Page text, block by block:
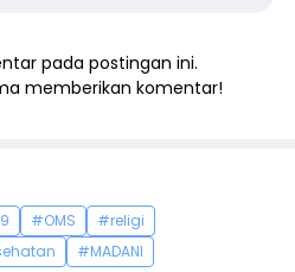
pada postingan ini.
memberikan komentar!
#OMS
#religi
#MADANI